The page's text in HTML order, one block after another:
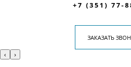
+7 (351) 77-
ЗАКАЗАТЬ
‹ ›